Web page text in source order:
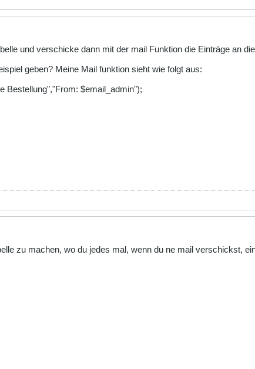
und verschicke dann mit der mail Funktion die Einträge an
geben? Meine Mail funktion sieht wie folgt aus:
Bestellung","From: $email_admin");
zu machen, wo du jedes mal, wenn du ne mail verschickst,